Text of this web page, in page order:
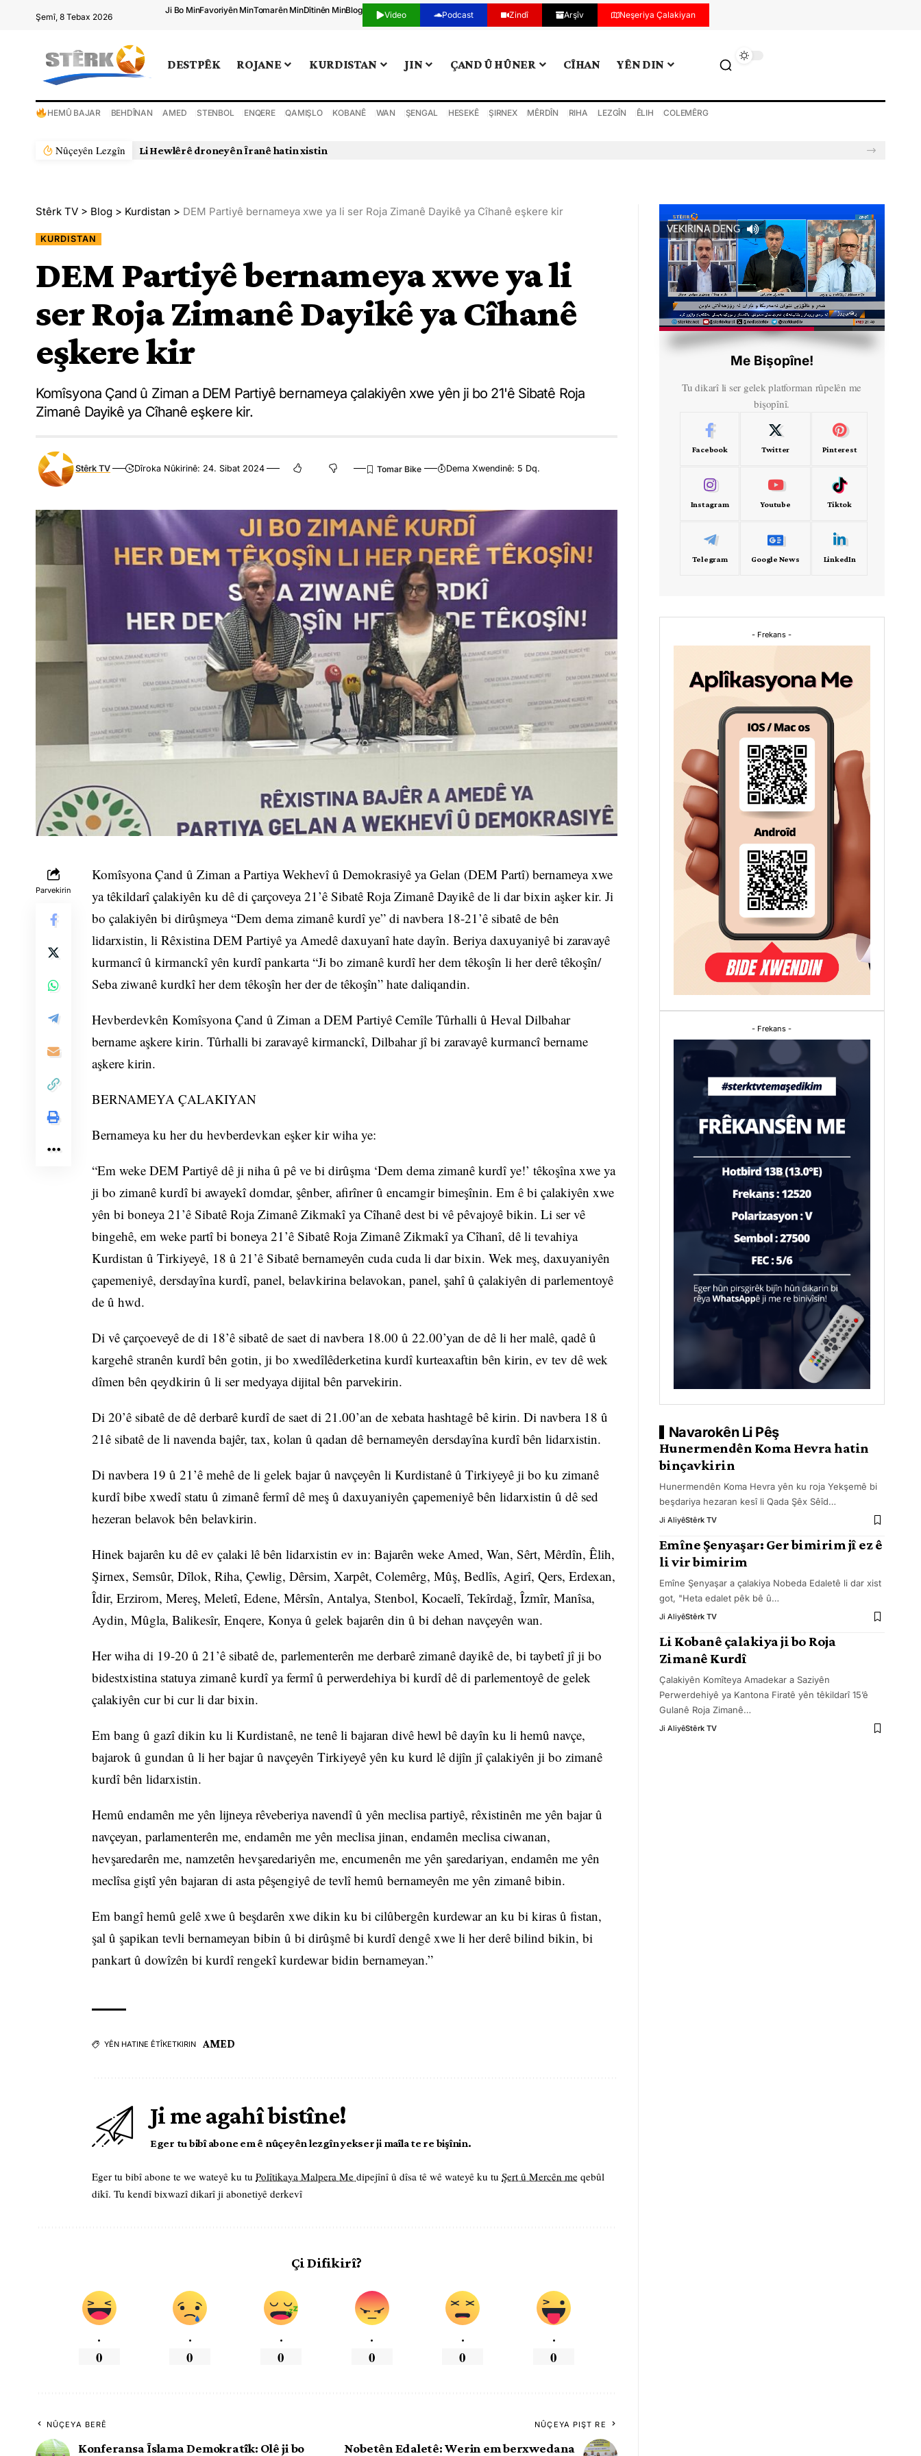
Şemî, 8 Tebax 2026
Ji Bo MinFavoriyên MinTomarên MinDîtinên MinBlog Video Podcast Zindî Arşîv Neşeriya Çalakiyan
DESTPÊK ROJANE KURDISTAN JIN ÇAND Û HÛNER CÎHAN YÊN DIN
HEMÛ BAJAR BEHDÎNAN AMED STENBOL ENQERE QAMIŞLO KOBANÊ WAN ŞENGAL HESEKÊ ŞIRNEX MÊRDÎN RIHA LEZGÎN ÊLIH COLEMÊRG
Nûçeyên Lezgîn Rejîma Îranê xwepêşanderek din bi darve kir
Stêrk TV > Blog > Kurdistan > DEM Partiyê bernameya xwe ya li ser Roja Zimanê Dayikê ya Cîhanê eşkere kir
KURDISTAN
DEM Partiyê bernameya xwe ya li
ser Roja Zimanê Dayikê ya Cîhanê
eşkere kir
Komîsyona Çand û Ziman a DEM Partiyê bernameya çalakiyên xwe yên ji bo 21'ê Sibatê Roja
Zimanê Dayikê ya Cîhanê eşkere kir.
Stêrk TV Dîroka Nûkirinê: 24. Sibat 2024 Dema Xwendinê: 5 Dq.
Parvekirin
Komîsyona Çand û Ziman a Partiya Wekhevî û Demokrasiyê ya Gelan (DEM Partî) bernameya xwe
ya têkildarî çalakiyên ku dê di çarçoveya 21’ê Sibatê Roja Zimanê Dayikê de li dar bixin aşker kir. Ji
bo çalakiyên bi dirûşmeya “Dem dema zimanê kurdî ye” di navbera 18-21’ê sibatê de bên
lidarxistin, li Rêxistina DEM Partiyê ya Amedê daxuyanî hate dayîn. Beriya daxuyaniyê bi zaravayê
kurmancî û kirmanckî yên kurdî pankarta “Ji bo zimanê kurdî her dem têkoşîn li her derê têkoşîn/
Seba ziwanê kurdkî her dem têkoşîn her der de têkoşîn” hate daliqandin.
Hevberdevkên Komîsyona Çand û Ziman a DEM Partiyê Cemîle Tûrhalli û Heval Dilbahar
bername aşkere kirin. Tûrhalli bi zaravayê kirmanckî, Dilbahar jî bi zaravayê kurmancî bername
aşkere kirin.
BERNAMEYA ÇALAKIYAN
Bernameya ku her du hevberdevkan eşker kir wiha ye:
“Em weke DEM Partiyê dê ji niha û pê ve bi dirûşma ‘Dem dema zimanê kurdî ye!’ têkoşîna xwe ya
ji bo zimanê kurdî bi awayekî domdar, şênber, afirîner û encamgir bimeşînin. Em ê bi çalakiyên xwe
yên bi boneya 21’ê Sibatê Roja Zimanê Zikmakî ya Cîhanê dest bi vê pêvajoyê bikin. Li ser vê
bingehê, em weke partî bi boneya 21’ê Sibatê Roja Zimanê Zikmakî ya Cîhanî, dê li tevahiya
Kurdistan û Tirkiyeyê, 18 û 21’ê Sibatê bernameyên cuda cuda li dar bixin. Wek meş, daxuyaniyên
çapemeniyê, dersdayîna kurdî, panel, belavkirina belavokan, panel, şahî û çalakiyên di parlementoyê
de û hwd.
Di vê çarçoeveyê de di 18’ê sibatê de saet di navbera 18.00 û 22.00’yan de dê li her malê, qadê û
kargehê stranên kurdî bên gotin, ji bo xwedîlêderketina kurdî kurteaxaftin bên kirin, ev tev dê wek
dîmen bên qeydkirin û li ser medyaya dijital bên parvekirin.
Di 20’ê sibatê de dê derbarê kurdî de saet di 21.00’an de xebata hashtagê bê kirin. Di navbera 18 û
21ê sibatê de li navenda bajêr, tax, kolan û qadan dê bernameyên dersdayîna kurdî bên lidarxistin.
Di navbera 19 û 21’ê mehê de li gelek bajar û navçeyên li Kurdistanê û Tirkiyeyê ji bo ku zimanê
kurdî bibe xwedî statu û zimanê fermî dê meş û daxuyaniyên çapemeniyê bên lidarxistin û dê sed
hezeran belavok bên belavkirin.
Hinek bajarên ku dê ev çalaki lê bên lidarxistin ev in: Bajarên weke Amed, Wan, Sêrt, Mêrdîn, Êlih,
Şirnex, Semsûr, Dîlok, Riha, Çewlig, Dêrsim, Xarpêt, Colemêrg, Mûş, Bedlîs, Agirî, Qers, Erdexan,
Îdir, Erzirom, Mereş, Meletî, Edene, Mêrsîn, Antalya, Stenbol, Kocaelî, Tekîrdağ, Îzmîr, Manîsa,
Aydin, Mûgla, Balikesîr, Enqere, Konya û gelek bajarên din û bi dehan navçeyên wan.
Her wiha di 19-20 û 21’ê sibatê de, parlementerên me derbarê zimanê dayikê de, bi taybetî jî ji bo
bidestxistina statuya zimanê kurdî ya fermî û perwerdehiya bi kurdî dê di parlementoyê de gelek
çalakiyên cur bi cur li dar bixin.
Em bang û gazî dikin ku li Kurdistanê, ne tenê li bajaran divê hewl bê dayîn ku li hemû navçe,
bajarok û gundan û li her bajar û navçeyên Tirkiyeyê yên ku kurd lê dijîn jî çalakiyên ji bo zimanê
kurdî bên lidarxistin.
Hemû endamên me yên lijneya rêveberiya navendî û yên meclisa partiyê, rêxistinên me yên bajar û
navçeyan, parlamenterên me, endamên me yên meclisa jinan, endamên meclisa ciwanan,
hevşaredarên me, namzetên hevşaredariyên me, encumenên me yên şaredariyan, endamên me yên
meclîsa giştî yên bajaran di asta pêşengiyê de tevlî hemû bernameyên me yên zimanê bibin.
Em bangî hemû gelê xwe û beşdarên xwe dikin ku bi cilûbergên kurdewar an ku bi kiras û fistan,
şal û şapikan tevli bernameyan bibin û bi dirûşmê bi kurdî dengê xwe li her derê bilind bikin, bi
pankart û dowîzên bi kurdî rengekî kurdewar bidin bernameyan.”
YÊN HATINE ÊTÎKETKIRIN AMED
Ji me agahî bistîne!
Eger tu bibî abone em ê nûçeyên lezgîn yekser ji maîla te re bişînin.
Eger tu bibî abone te we wateyê ku tu Polîtikaya Malpera Me dipejînî û dîsa tê wê wateyê ku tu Şert û Mercên me qebûl
dikî. Tu kendî bixwazî dikarî ji abonetiyê derkevî
Çi Difikirî?
.
0
.
0
.
0
.
0
.
0
.
0
NÛÇEYA BERÊ
Konferansa Îslama Demokratîk: Olê ji bo
NÛÇEYA PIŞT RE
Nobetên Edaletê: Werin em berxwedana
VEKIRINA DENG
Me Bişopîne!
Tu dikarî li ser gelek platforman rûpelên me
bişopînî.
Facebook Twitter Pinterest
Instagram Youtube Tiktok
Telegram Google News LinkedIn
- Frekans -
- Frekans -
Navarokên Li Pêş
Hunermendên Koma Hevra hatin
binçavkirin
Hunermendên Koma Hevra yên ku roja Yekşemê bi
beşdariya hezaran kesî li Qada Şêx Sêîd…
Ji AliyêStêrk TV
Emîne Şenyaşar: Ger bimirim jî ez ê
li vir bimirim
Emîne Şenyaşar a çalakiya Nobeda Edaletê li dar xist
got, "Heta edalet pêk bê û…
Ji AliyêStêrk TV
Li Kobanê çalakiya ji bo Roja
Zimanê Kurdî
Çalakiyên Komîteya Amadekar a Saziyên
Perwerdehiyê ya Kantona Firatê yên têkildarî 15’ê
Gulanê Roja Zimanê…
Ji AliyêStêrk TV